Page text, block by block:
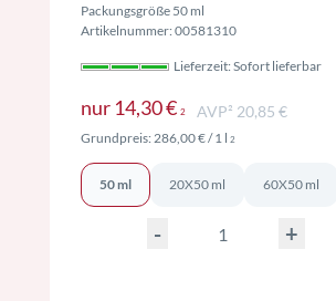
Packungsgröße 50 ml
Artikelnummer: 00581310
Lieferzeit: Sofort lieferbar
nur 14,30 € 2Preise inkl. MwSt.
AVP² 20,85 €
Grundpreis:286,00 €/ 1 l 2Preise inkl. MwSt.
50 ml 20X50 ml 60X50 ml
- +